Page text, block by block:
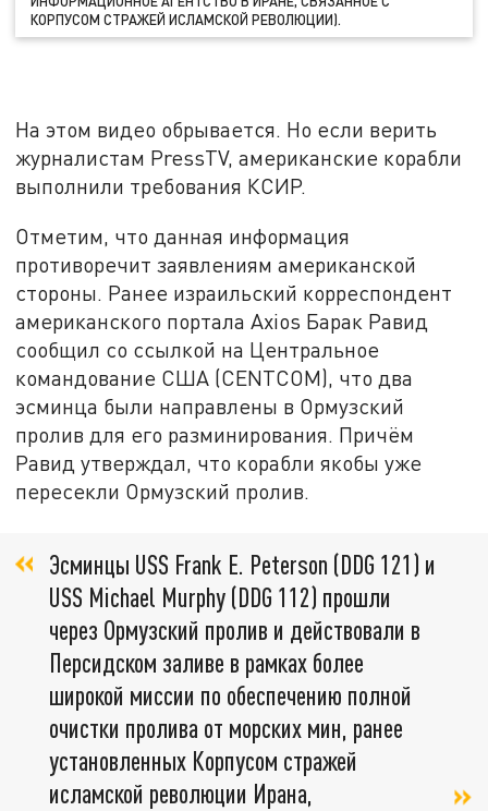
КОРПУСОМ СТРАЖЕЙ ИСЛАМСКОЙ РЕВОЛЮЦИИ).
На этом видео обрывается. Но если верить
журналистам PressTV, американские корабли
выполнили требования КСИР.
Отметим, что данная информация
противоречит заявлениям американской
стороны. Ранее израильский корреспондент
американского портала Axios Барак Равид
сообщил со ссылкой на Центральное
командование США (CENTCOM), что два
эсминца были направлены в Ормузский
пролив для его разминирования. Причём
Равид утверждал, что корабли якобы уже
пересекли Ормузский пролив.
Эсминцы USS Frank E. Peterson (DDG 121) и
USS Michael Murphy (DDG 112) прошли
через Ормузский пролив и действовали в
Персидском заливе в рамках более
широкой миссии по обеспечению полной
очистки пролива от морских мин, ранее
установленных Корпусом стражей
исламской революции Ирана,